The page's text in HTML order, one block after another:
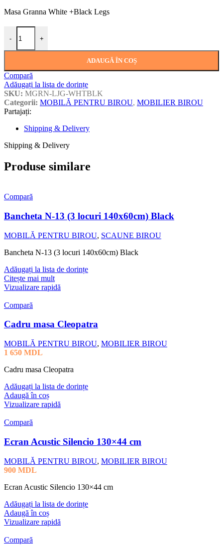
Masa Granna White +Black Legs
-
Cantitate Masa Granna White +Black Legs
+
ADAUGĂ ÎN COȘ
Compară
Adăugați la lista de dorințe
SKU: MGRN-LJG-WHTBLK
Categorii: MOBILĂ PENTRU BIROU, MOBILIER BIROU
Partajați:
Shipping & Delivery
Shipping & Delivery
Produse similare
Compară
Bancheta N-13 (3 locuri 140x60cm) Black
MOBILĂ PENTRU BIROU, SCAUNE BIROU
Bancheta N-13 (3 locuri 140x60cm) Black
Adăugați la lista de dorințe
Citește mai mult
Vizualizare rapidă
Compară
Cadru masa Cleopatra
MOBILĂ PENTRU BIROU, MOBILIER BIROU
1 650 MDL
Cadru masa Cleopatra
Adăugați la lista de dorințe
Adaugă în coș
Vizualizare rapidă
Compară
Ecran Acustic Silencio 130×44 cm
MOBILĂ PENTRU BIROU, MOBILIER BIROU
900 MDL
Ecran Acustic Silencio 130×44 cm
Adăugați la lista de dorințe
Adaugă în coș
Vizualizare rapidă
Compară